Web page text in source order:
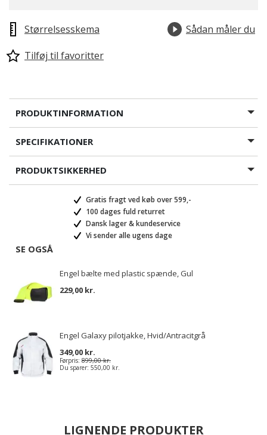
Størrelsesskema
Sådan måler du
Tilføj til favoritter
PRODUKTINFORMATION
SPECIFIKATIONER
PRODUKTSIKKERHED
Gratis fragt ved køb over 599,-
100 dages fuld returret
Dansk lager & kundeservice
Vi sender alle ugens dage
SE OGSÅ
Engel bælte med plastic spænde, Gul
229,00 kr.
Engel Galaxy pilotjakke, Hvid/Antracitgrå
349,00 kr.
Førpris: 899,00 kr.
Du sparer: 550,00 kr.
LIGNENDE PRODUKTER